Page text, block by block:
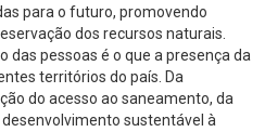
para o futuro, promovendo
dos recursos naturais.
das pessoas é o que a presença da
territórios do país. Da
do acesso ao saneamento, da
sustentável à